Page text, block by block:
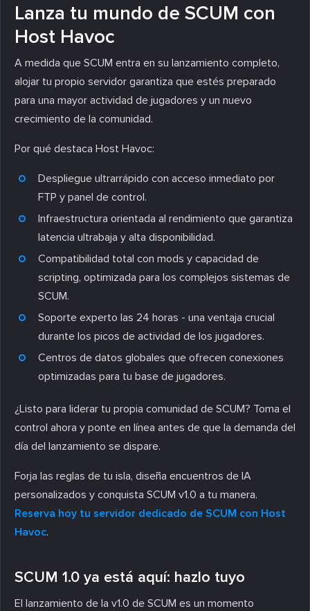
Lanza tu mundo de SCUM con
Host Havoc
A medida que SCUM entra en su lanzamiento completo,
alojar tu propio servidor garantiza que estés preparado
para una mayor actividad de jugadores y un nuevo
crecimiento de la comunidad.
Por qué destaca Host Havoc:
Despliegue ultrarrápido con acceso inmediato por
FTP y panel de control.
Infraestructura orientada al rendimiento que garantiza
latencia ultrabaja y alta disponibilidad.
Compatibilidad total con mods y capacidad de
scripting, optimizada para los complejos sistemas de
SCUM.
Soporte experto las 24 horas - una ventaja crucial
durante los picos de actividad de los jugadores.
Centros de datos globales que ofrecen conexiones
optimizadas para tu base de jugadores.
¿Listo para liderar tu propia comunidad de SCUM? Toma el
control ahora y ponte en línea antes de que la demanda del
día del lanzamiento se dispare.
Forja las reglas de tu isla, diseña encuentros de IA
personalizados y conquista SCUM v1.0 a tu manera.
Reserva hoy tu servidor dedicado de SCUM con Host
Havoc.
SCUM 1.0 ya está aquí: hazlo tuyo
El lanzamiento de la v1.0 de SCUM es un momento